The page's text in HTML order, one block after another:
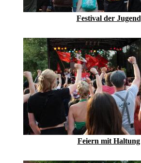
Festival der Jugend
Feiern mit Haltung